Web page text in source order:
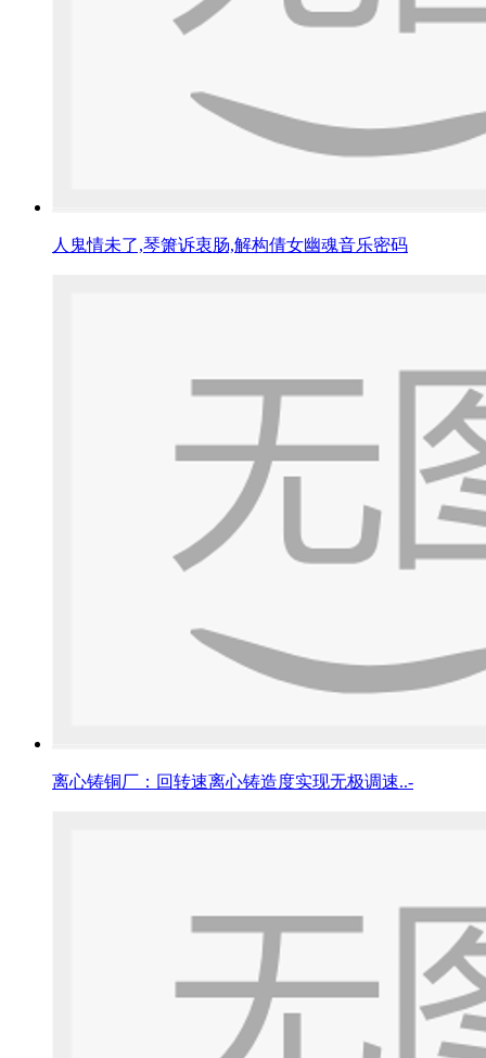
人鬼情未了,琴箫诉衷肠,解构倩女幽魂音乐密码
离心铸铜厂：回转速离心铸造度实现无极调速..-